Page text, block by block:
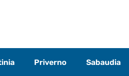
Priverno Sabaudia